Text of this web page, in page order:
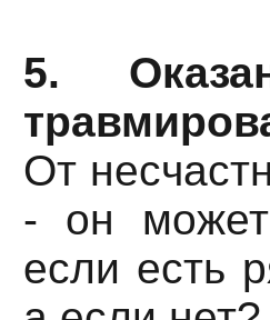
5.
От
- он
если есть